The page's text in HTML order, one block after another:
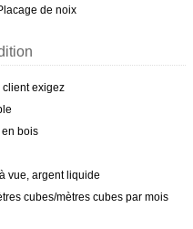
de noix
client exigez
en bois
vue, argent liquide
cubes/mètres cubes par mois